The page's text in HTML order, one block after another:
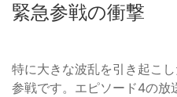
緊急参戦の衝撃
特に大きな波乱を引き起こ
参戦です。エピソード4の放